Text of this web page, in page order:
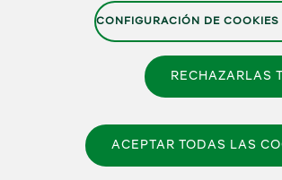
Política de Privacidad|Información legal
Canal de Denuncias
CONFIGURACIÓN DE COOKIES
RECHAZARLAS
ACEPTAR TODAS LAS